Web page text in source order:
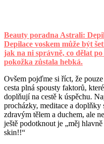
Beauty poradna Astrali:
Depilace voskem může být
jak na ni správně, co dělat
pokožka zůstala hebká.
Ovšem pojďme si říct, že
cesta plná spousty faktorů,
doplňují na cestě k úspěchu.
procházky, meditace a doplňky
zdravým tělem a duchem, ale
ještě podotknout je „měj
skin!!“